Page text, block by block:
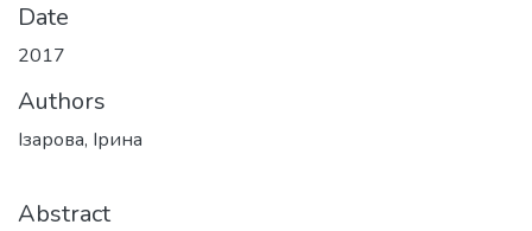
Date
2017
Authors
Ізарова, Ірина
Abstract